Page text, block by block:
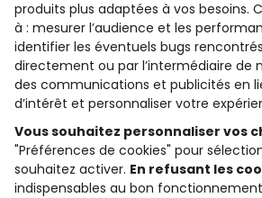
besoin d'aide ?
le club fidélité
notre catalogue
Conditions générales de ventes et
produits plus adaptées à vos besoins.
à : mesurer l’audience et les
identifier les éventuels bugs
directement ou par l’intermédiaire de
des communications et publicités en
d’intérêt et personnaliser votre
Vous souhaitez personnaliser vos
"Préférences de cookies" pour
souhaitez activer. En refusant les
indispensables au bon